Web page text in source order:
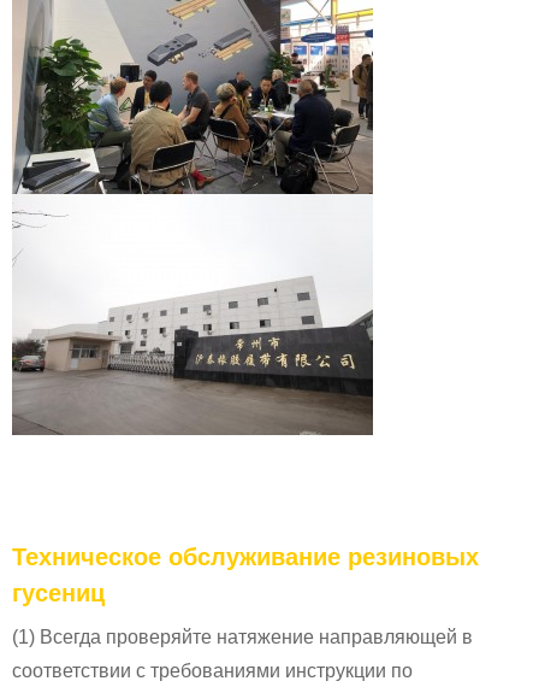
Техническое обслуживание резиновых
гусениц
(1) Всегда проверяйте натяжение направляющей в
соответствии с требованиями инструкции по